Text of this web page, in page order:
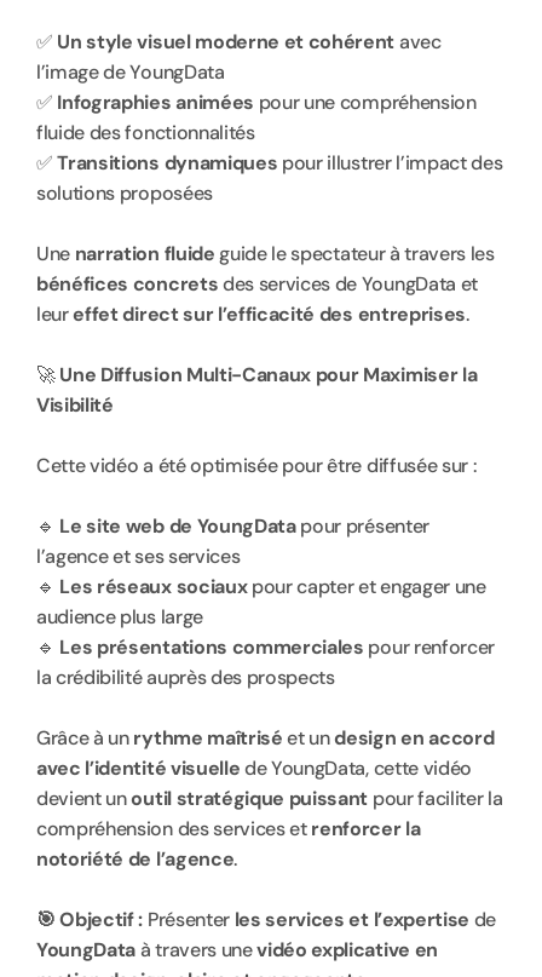
✅ Un style visuel moderne et cohérent avec
l’image de YoungData
✅ Infographies animées pour une compréhension
fluide des fonctionnalités
✅ Transitions dynamiques pour illustrer l’impact des
solutions proposées
Une narration fluide
guide le spectateur à travers les
bénéfices concrets des services de YoungData et
leur effet direct sur l’efficacité des entreprises.
🚀 Une Diffusion Multi-Canaux pour Maximiser la
Visibilité
Cette vidéo a été optimisée pour être diffusée sur :
🔹 Le site web de YoungData pour présenter
l’agence et ses services
🔹 Les réseaux sociaux pour capter et engager une
audience plus large
🔹 Les présentations commerciales pour renforcer
la crédibilité auprès des prospects
Grâce à un rythme maîtrisé et un design en accord
avec l’identité visuelle de YoungData, cette vidéo
devient un outil stratégique puissant pour faciliter la
compréhension des services et renforcer la
notoriété de l’agence.
🎯 Objectif : Présenter les services et l’expertise
YoungData à travers une vidéo explicative en